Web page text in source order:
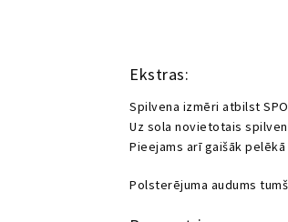
Ekstras:
Spilvena izmēri atbilst
Uz sola novietotais
Pieejams arī gaišāk pelēkā
Polsterējuma audums